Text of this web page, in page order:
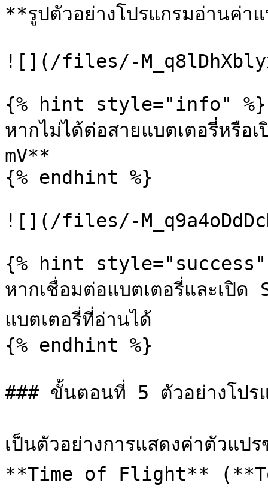
**รูปตัวอย่างโปรแกรมอ่านค่า
![](/files/-
{% hint style="info" %}
หากไม่ได้ต่อสายแบตเตอรี่หรื
mV**
{% endhint %}
![](/files/-
{% hint style="success"
หากเชื่อมต่อแบตเตอรี่และเปิด
แบตเตอรี่ที่อ่านได้
{% endhint %}
### ขั้นตอนที่ 5 ตัวอย่างโปร
เป็นตัวอย่างการแสดงค่าตัวแป
**Time of Flight**